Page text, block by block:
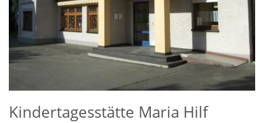
Kindertagesstätte Maria Hilf